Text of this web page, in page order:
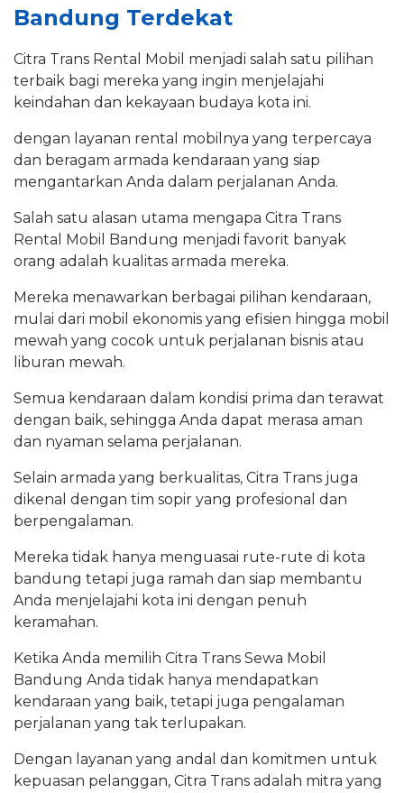
Bandung Terdekat
Citra Trans Rental Mobil menjadi salah satu pilihan
terbaik bagi mereka yang ingin menjelajahi
keindahan dan kekayaan budaya kota ini.
dengan layanan rental mobilnya yang terpercaya
dan beragam armada kendaraan yang siap
mengantarkan Anda dalam perjalanan Anda.
Salah satu alasan utama mengapa Citra Trans
Rental Mobil Bandung menjadi favorit banyak
orang adalah kualitas armada mereka.
Mereka menawarkan berbagai pilihan kendaraan,
mulai dari mobil ekonomis yang efisien hingga mobil
mewah yang cocok untuk perjalanan bisnis atau
liburan mewah.
Semua kendaraan dalam kondisi prima dan terawat
dengan baik, sehingga Anda dapat merasa aman
dan nyaman selama perjalanan.
Selain armada yang berkualitas, Citra Trans juga
dikenal dengan tim sopir yang profesional dan
berpengalaman.
Mereka tidak hanya menguasai rute-rute di kota
bandung tetapi juga ramah dan siap membantu
Anda menjelajahi kota ini dengan penuh
keramahan.
Ketika Anda memilih Citra Trans Sewa Mobil
Bandung Anda tidak hanya mendapatkan
kendaraan yang baik, tetapi juga pengalaman
perjalanan yang tak terlupakan.
Dengan layanan yang andal dan komitmen untuk
kepuasan pelanggan, Citra Trans adalah mitra yang